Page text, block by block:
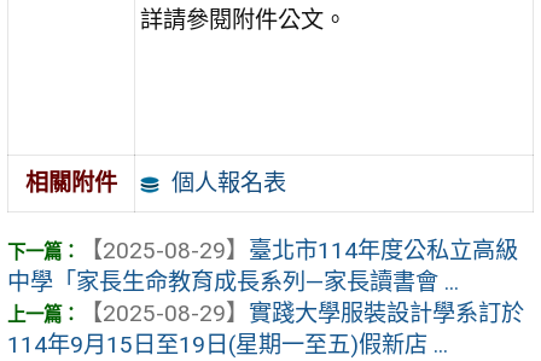
詳請參閱附件公文。
相關附件 個人報名表
【2025-08-29】 臺北市114年度公私立高級
中學「家長生命教育成長系列—家長讀書會 ...
【2025-08-29】 實踐大學服裝設計學系訂於
114年9月15日至19日(星期一至五)假新店 ...